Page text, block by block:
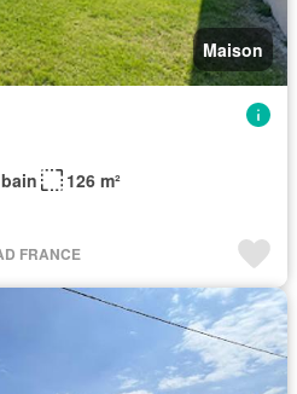
Maison
126 m²
FRANCE